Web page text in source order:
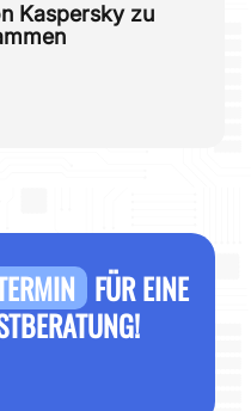
Kaspersky zu
FÜR EINE